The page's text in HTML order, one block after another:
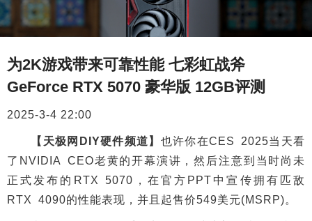
为2K游戏带来可靠性能 七彩虹战斧
GeForce RTX 5070 豪华版 12GB评测
2025-3-4 22:00
【天极网DIY硬件频道】 也许你在CES 2025当天看
了NVIDIA CEO老黄的开幕演讲，然后注意到当时尚未
正式发布的RTX 5070，在官方PPT中宣传拥有匹敌
RTX 4090的性能表现，并且起售价549美元(MSRP)。